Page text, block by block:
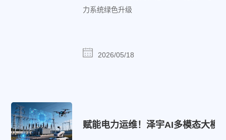
力系统绿色升级
2026/05/18
赋能电力运维！泽宇AI多模态大模